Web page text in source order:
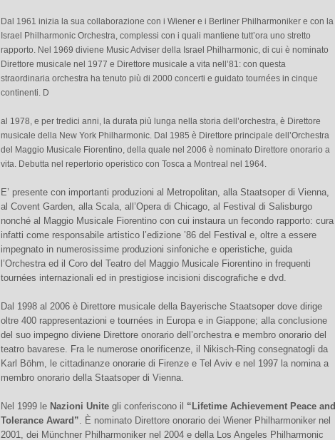
Dal 1961 inizia la sua collaborazione con i Wiener e i Berliner Philharmoniker e con la
Israel Philharmonic Orchestra, complessi con i quali mantiene tutt’ora uno stretto
rapporto. Nel 1969 diviene Music Adviser della Israel Philharmonic, di cui è nominato
Direttore musicale nel 1977 e Direttore musicale a vita nell’81: con questa
straordinaria orchestra ha tenuto più di 2000 concerti e guidato tournées in cinque
continenti. D
al 1978, e per tredici anni, la durata più lunga nella storia dell’orchestra, è Direttore
musicale della New York Philharmonic. Dal 1985 è Direttore principale dell’Orchestra
del Maggio Musicale Fiorentino, della quale nel 2006 è nominato Direttore onorario a
vita. Debutta nel repertorio operistico con Tosca a Montreal nel 1964.
E’ presente con importanti produzioni al Metropolitan, alla Staatsoper di Vienna,
al Covent Garden, alla Scala, all’Opera di Chicago, al Festival di Salisburgo
nonché al Maggio Musicale Fiorentino con cui instaura un fecondo rapporto: cura
infatti come responsabile artistico l’edizione ’86 del Festival e, oltre a essere
impegnato in numerosissime produzioni sinfoniche e operistiche, guida
l’Orchestra ed il Coro del Teatro del Maggio Musicale Fiorentino in frequenti
tournées internazionali ed in prestigiose incisioni discografiche e dvd.
Dal 1998 al 2006 è Direttore musicale della Bayerische Staatsoper dove dirige
oltre 400 rappresentazioni e tournées in Europa e in Giappone; alla conclusione
del suo impegno diviene Direttore onorario dell’orchestra e membro onorario del
teatro bavarese. Fra le numerose onorificenze, il Nikisch-Ring consegnatogli da
Karl Böhm, le cittadinanze onorarie di Firenze e Tel Aviv e nel 1997 la nomina a
membro onorario della Staatsoper di Vienna.
Nel 1999 le Nazioni Unite gli conferiscono il “Lifetime Achievement Peace and
Tolerance Award”. È nominato Direttore onorario dei Wiener Philharmoniker nel
2001, dei Münchner Philharmoniker nel 2004 e della Los Angeles Philharmonic